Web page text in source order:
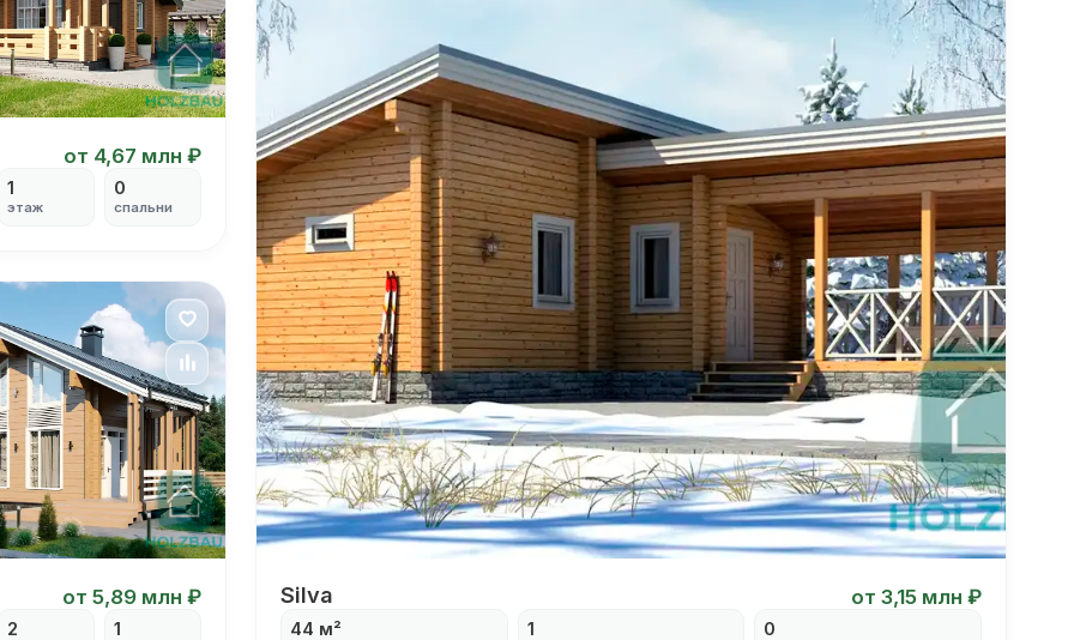
от 4,67 млн ₽
1
этаж
0
спальни
Silva
Silva от 3,15 млн ₽
44 м² 1 0
от 5,89 млн ₽
2 1